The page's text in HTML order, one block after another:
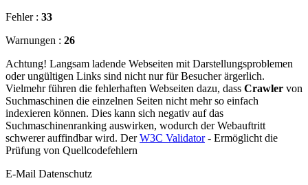
Fehler : 33
Warnungen : 26
Achtung! Langsam ladende Webseiten mit Darstellungsproblemen
oder ungültigen Links sind nicht nur für Besucher ärgerlich.
Vielmehr führen die fehlerhaften Webseiten dazu, dass Crawler von
Suchmaschinen die einzelnen Seiten nicht mehr so einfach
indexieren können. Dies kann sich negativ auf das
Suchmaschinenranking auswirken, wodurch der Webauftritt
schwerer auffindbar wird. DerW3C Validator- Ermöglicht die
Prüfung von Quellcodefehlern
E-Mail Datenschutz